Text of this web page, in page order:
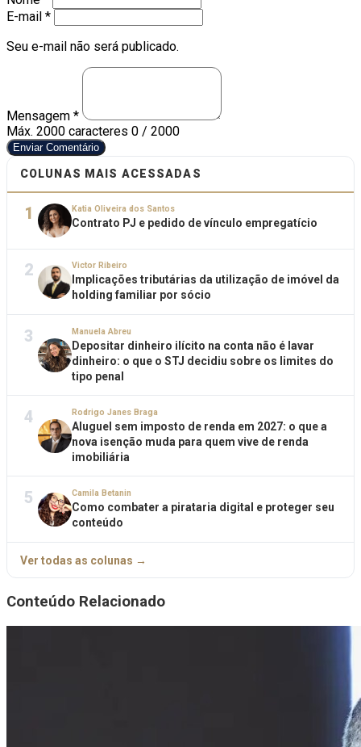
E-mail *
Seu e-mail não será publicado.
Mensagem *
Máx. 2000 caracteres 0 / 2000
Enviar Comentário
COLUNAS MAIS ACESSADAS
1 Katia Oliveira dos Santos
Contrato PJ e pedido de vínculo empregatício
2 Victor Ribeiro
Implicações tributárias da utilização de imóvel da
holding familiar por sócio
3 Manuela Abreu
Depositar dinheiro ilícito na conta não é lavar
dinheiro: o que o STJ decidiu sobre os limites do
tipo penal
4 Rodrigo Janes Braga
Aluguel sem imposto de renda em 2027: o que a
nova isenção muda para quem vive de renda
imobiliária
5 Camila Betanin
Como combater a pirataria digital e proteger seu
conteúdo
Ver todas as colunas →
Conteúdo Relacionado